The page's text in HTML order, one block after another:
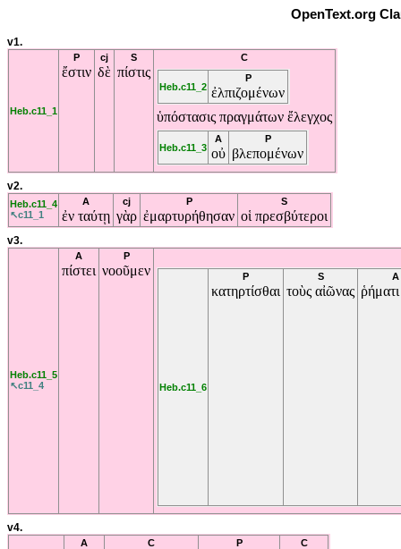
OpenText.org
v1.
Heb.c11_1
P
ἔστιν
cj
δὲ
S
πίστις
C
Heb.c11_2
P
ἐλπιζομένων
ὑπόστασις πραγμάτων ἔλεγχος
Heb.c11_3
A
οὐ
P
βλεπομένων
v2.
Heb.c11_4
↖c11_1
A
ἐν ταύτῃ
cj
γὰρ
P
ἐμαρτυρήθησαν
S
οἱ πρεσβύτεροι
v3.
Heb.c11_5
↖c11_4
A
πίστει
P
νοοῦμεν
Heb.c11_6
P
κατηρτίσθαι
S
τοὺς αἰῶνας
A
v4.
A C P C